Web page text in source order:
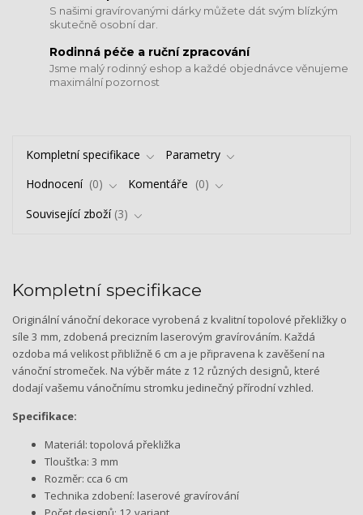
S našimi gravírovanými dárky můžete dát svým blízkým
skutečně osobní dar.
​​​​​​​Rodinná péče a ruční zpracování
Jsme malý rodinný eshop a každé objednávce věnujeme
maximální pozornost
Kompletní specifikace
Parametry
Hodnocení
0 Komentáře
0
Související zboží 3
Kompletní specifikace
Originální vánoční dekorace vyrobená z kvalitní topolové překližky o
síle 3 mm, zdobená precizním laserovým gravírováním. Každá
ozdoba má velikost přibližně 6 cm a je připravena k zavěšení na
vánoční stromeček. Na výběr máte z 12 různých designů, které
dodají vašemu vánočnímu stromku jedinečný přírodní vzhled.
Specifikace:
Materiál: topolová překližka
Tloušťka: 3 mm
Rozměr: cca 6 cm
Technika zdobení: laserové gravírování